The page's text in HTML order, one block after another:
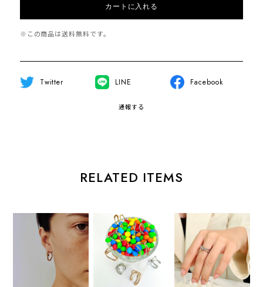
カートに入れる
※この商品は送料無料です。
Twitter LINE Facebook
通報する
RELATED ITEMS